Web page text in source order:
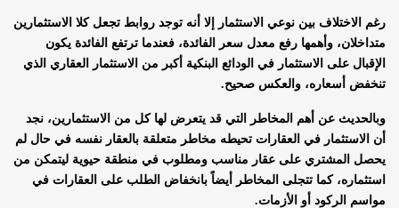
رغم الاختلاف بين نوعي الاستثمار إلا أنه توجد روابط تجعل كلا الاستثمارين
متداخلان، وأهمها رفع معدل سعر الفائدة، فعندما ترتفع الفائدة يكون
الإقبال على الاستثمار في الودائع البنكية أكبر من الاستثمار العقاري الذي
تنخفض أسعاره، والعكس صحيح.
وبالحديث عن أهم المخاطر التي قد يتعرض لها كل من الاستثمارين، نجد
أن الاستثمار في العقارات تحيطه مخاطر متعلقة بالعقار نفسه في حال لم
يحصل المشتري على عقار مناسب ومطلوب في منطقة حيوية ليتمكن من
استثماره، كما تتجلى المخاطر أيضاً بانخفاض الطلب على العقارات في
مواسم الركود أو الأزمات.